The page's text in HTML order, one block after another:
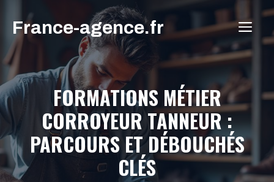
contenu
France-agence.fr
FORMATIONS MÉTIER
CORROYEUR TANNEUR :
PARCOURS ET DÉBOUCHÉS
CLÉS